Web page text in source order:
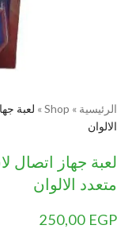
الرئيسية »
Shop
» لعبة
الالوان
لعبة جهاز
متعدد الالوان
250,00 EGP